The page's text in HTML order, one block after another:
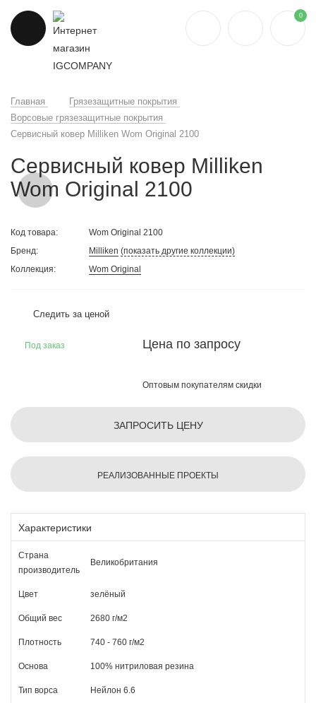
0
Главная
Грязезащитные покрытия
Ворсовые грязезащитные покрытия
Сервисный ковер Milliken Wom Original 2100
Сервисный ковер Milliken
Wom Original 2100
Код товара:
Wom Original 2100
Бренд:
Milliken (показать другие коллекции)
Коллекция:
Wom Original
Следить за ценой
Цена по запросу
Оптовым покупателям скидки
Под заказ
ЗАПРОСИТЬ ЦЕНУ
РЕАЛИЗОВАННЫЕ ПРОЕКТЫ
Характеристики
Страна
производитель
Великобритания
Цвет зелёный
Общий вес 2680 г/м2
Плотность 740 - 760 г/м2
Основа 100% нитриловая резина
Тип ворса Нейлон 6.6